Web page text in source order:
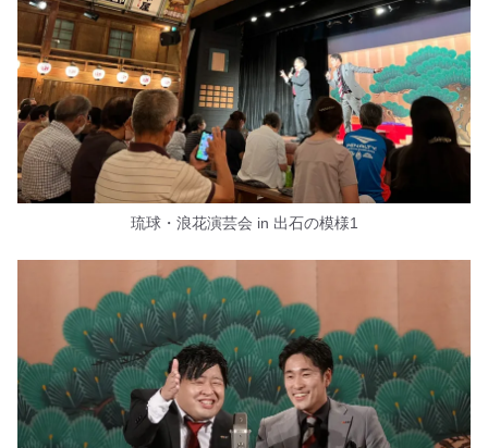
琉球・浪花演芸会 in 出石の模様1